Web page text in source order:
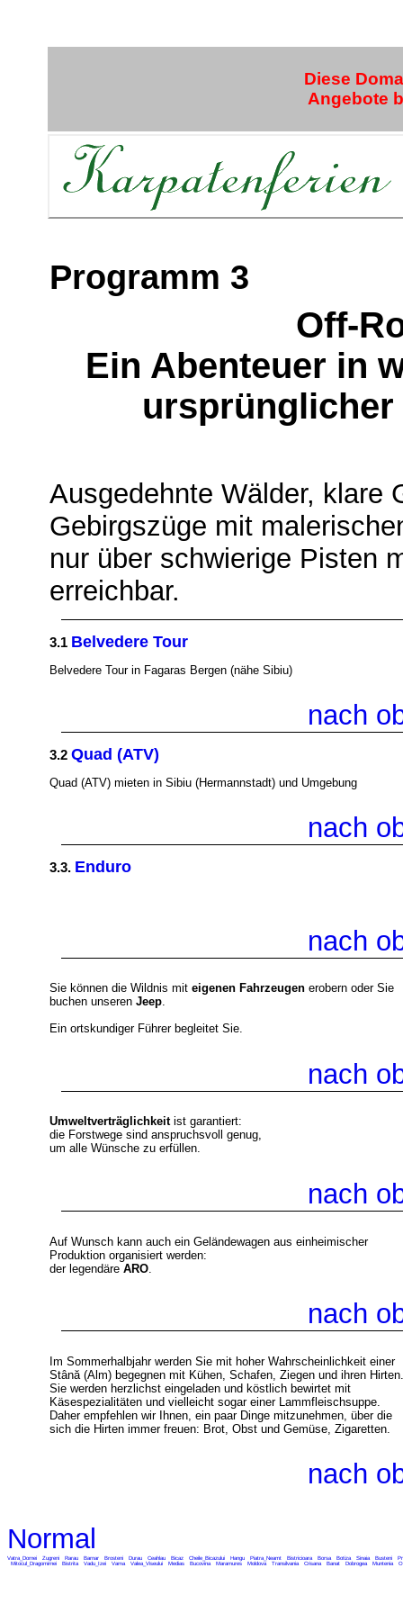
Diese
Angebote
Programm 3
Off-
Ein Abenteuer in
ursprünglicher
Ausgedehnte Wälder, klare
Gebirgszüge mit
nur über schwierige Pisten
erreichbar.
3.1 Belvedere Tour
Belvedere Tour in Fagaras Bergen (nähe Sibiu)
nach
3.2Quad (ATV)
Quad (ATV) mieten in Sibiu (Hermannstadt) und Umgebung
nach
3.3. Enduro
nach
Sie können die Wildnis miteigenen Fahrzeugen erobern oder Sie
buchen unserenJeep.
Ein ortskundiger Führer begleitet Sie.
nach
Umweltverträglichkeitist garantiert:
die Forstwege sind anspruchsvoll genug,
um alle Wünsche zu erfüllen.
nach
Auf Wunsch kann auch ein Geländewagen aus einheimischer
Produktion organisiert werden:
der legendäreARO
nach
Im Sommerhalbjahr werden Sie mit hoher Wahrscheinlichkeit einer
Stână (Alm) begegnen mit Kühen, Schafen, Ziegen und ihren
Sie werden herzlichst eingeladen und köstlich bewirtet mit
Käsespezialitäten und vielleicht sogar einer Lammfleischsuppe.
Daher empfehlen wir Ihnen, ein paar Dinge mitzunehmen, über die
sich die Hirten immer freuen: Brot, Obst und Gemüse, Zigaretten.
nach
Normal
Vatra_Dornei Zugreni Rarau Barnar Brosteni Durau Ceahlau Bicaz Cheile_Bicazului Hangu Piatra_Neamt Bistricioara Borsa Botiza Sinaia Busteni
Mitocul_Dragomirnei
Bistrita Vadu_Izei Vama Valea_Viseului Medias Bucovina Maramures Moldova Transilvania Crisana Banat Dobrogea Muntenia